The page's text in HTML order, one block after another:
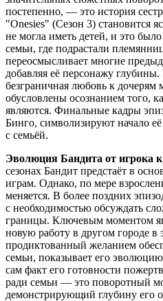
постепенно, — это история
"Onesies" (Сезон 3) становится
не могла иметь детей, и это
семьи, где подрастали
переосмысливает многие
добавляя её персонажу
безграничная любовь к дочерям
обусловлены осознанием того,
являются. Финальные кадры
Бинго, символизируют начало
с семьёй.
Эволюция Бандита от игрока
сезонах Бандит предстаёт в
играм. Однако, по мере
меняется. В более поздних
с необходимостью обсуждать
границы. Ключевым моментом
новую работу в другом городе
продиктованный желанием
семьи, показывает его
сам факт его готовности
ради семьи — это поворотный
демонстрирующий глубину его